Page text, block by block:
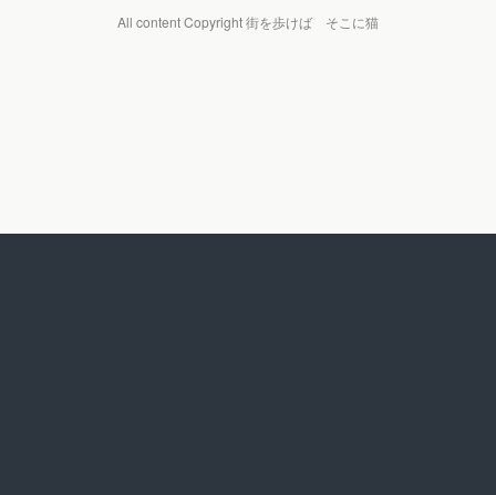
All content Copyright 街を歩けば そこに猫